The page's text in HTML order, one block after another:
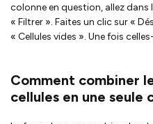
colonne en question, allez dans
« Filtrer ». Faites un clic sur «
« Cellules vides ». Une fois
Comment combiner
cellules en une seule